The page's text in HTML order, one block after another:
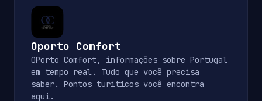
Oporto Comfort
OPorto Comfort, informações sobre Portugal
em tempo real. Tudo que você precisa
saber. Pontos turiticos você encontra
aqui.